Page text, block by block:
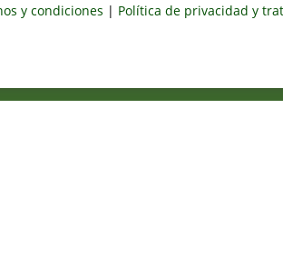
y condiciones | Política de privacidad y